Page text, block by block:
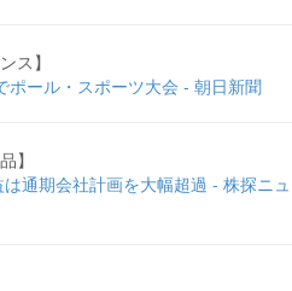
ス】
ポール・スポーツ大会 - 朝日新聞
】
通期会社計画を大幅超過 - 株探ニュ